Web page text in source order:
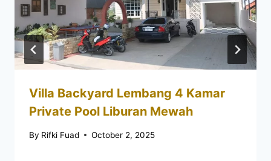
Villa Backyard Lembang 4 Kamar
Private Pool Liburan Mewah
By Rifki Fuad October 2, 2025